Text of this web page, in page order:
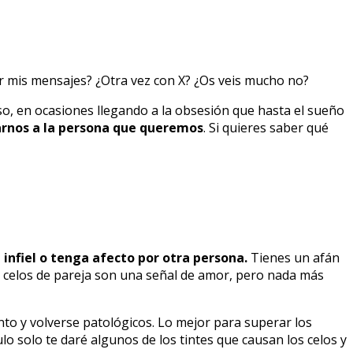
mensajes? ¿Otra vez con X? ¿Os veis mucho no?
en ocasiones llegando a la obsesión que hasta el sueño
a la persona que queremos. Si quieres saber qué
infiel o tenga afecto por otra persona. Tienes un afán
de pareja son una señal de amor, pero nada más
y volverse patológicos. Lo mejor para superar los
solo te daré algunos de los tintes que causan los celos y